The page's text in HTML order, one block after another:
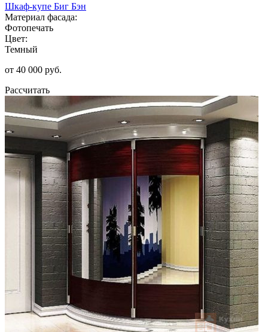
Шкаф-купе Биг Бэн
Материал фасада:
Фотопечать
Цвет:
Темный
от 40 000 руб.
Рассчитать